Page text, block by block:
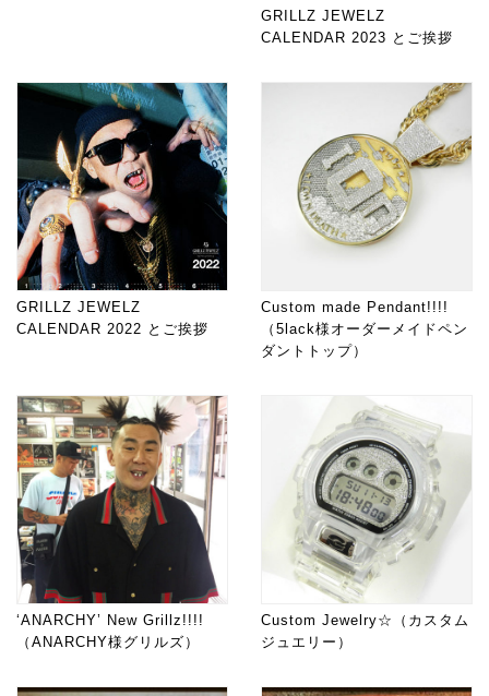
GRILLZ JEWELZ
CALENDAR 2023 とご挨拶
GRILLZ JEWELZ
CALENDAR 2022 とご挨拶
Custom made Pendant!!!!
（5lack様オーダーメイドペン
ダントトップ）
‘ANARCHY’ New Grillz!!!!
（ANARCHY様グリルズ）
Custom Jewelry☆（カスタム
ジュエリー）